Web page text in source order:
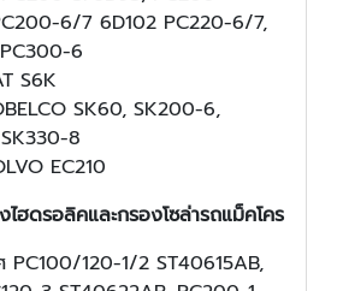
6/7 6D102 PC220-6/7,
6
S6K
SK60, SK200-6,
8
EC210
ฮดรอลิคและกรองโซล่ารถแม็คโคร
PC100/120-1/2 ST40615AB,